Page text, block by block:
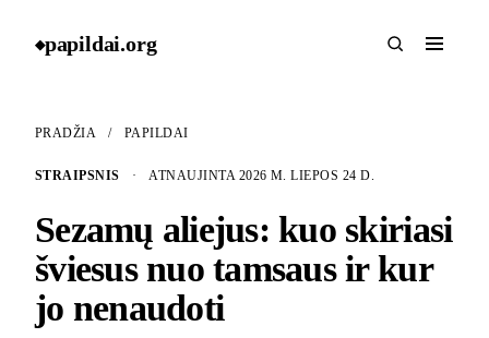
◆papildai.org
PRADŽIA / PAPILDAI
STRAIPSNIS · ATNAUJINTA 2026 M. LIEPOS 24 D.
Sezamų aliejus: kuo skiriasi
šviesus nuo tamsaus ir kur
jo nenaudoti